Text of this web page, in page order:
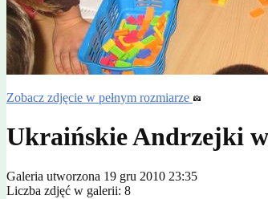
Zobacz zdjęcie w pełnym rozmiarze
Ukraińskie Andrzejki
Galeria utworzona 19 gru 2010 23:35
Liczba zdjęć w galerii: 8